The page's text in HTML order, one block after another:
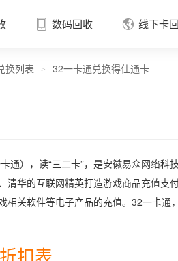
 数码回收  线下卡
换列表 > 32一卡通兑换得仕通卡
通），读“三二卡”，是安徽易众网络科
清华的互联网精英打造游戏商品充值
相关软件等电子产品的充值。32一卡通
扣表